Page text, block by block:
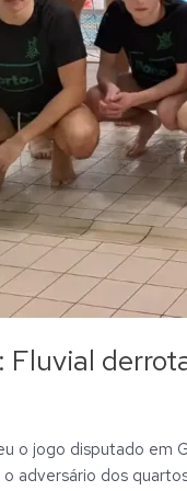
Fluvial
o jogo disputado em
o adversário dos